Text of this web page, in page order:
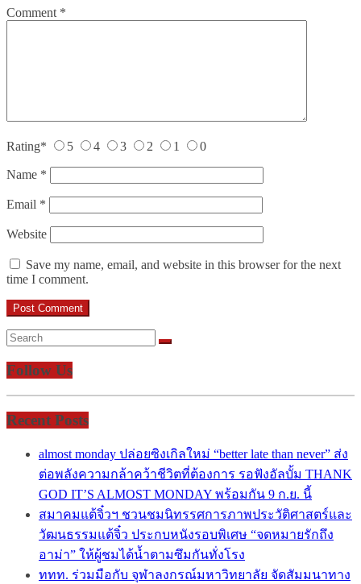
Comment *
Rating* 5 4 3 2 1 0
Name *
Email *
Website
Save my name, email, and website in this browser for the next
time I comment.
Follow Us
Recent Posts
almost monday ปล่อยซิงเกิลใหม่ “better late than never” ส่ง
ต่อพลังความกล้าคว้าชีวิตที่ต้องการ รอฟังอัลบั้ม THANK
GOD IT’S ALMOST MONDAY พร้อมกัน 9 ก.ย. นี้
สมาคมแต้จิ๋วฯ ชวนชมนิทรรศการภาพประวัติศาสตร์และ
วัฒนธรรมแต้จิ๋ว ประกบหนังรอบพิเศษ “จดหมายรักถึง
อาม่า” ให้ผู้ชมได้น้ำตามซึมกันทั่งโรง
ททท. ร่วมมือกับ จุฬาลงกรณ์มหาวิทยาลัย จัดสัมมนาทาง